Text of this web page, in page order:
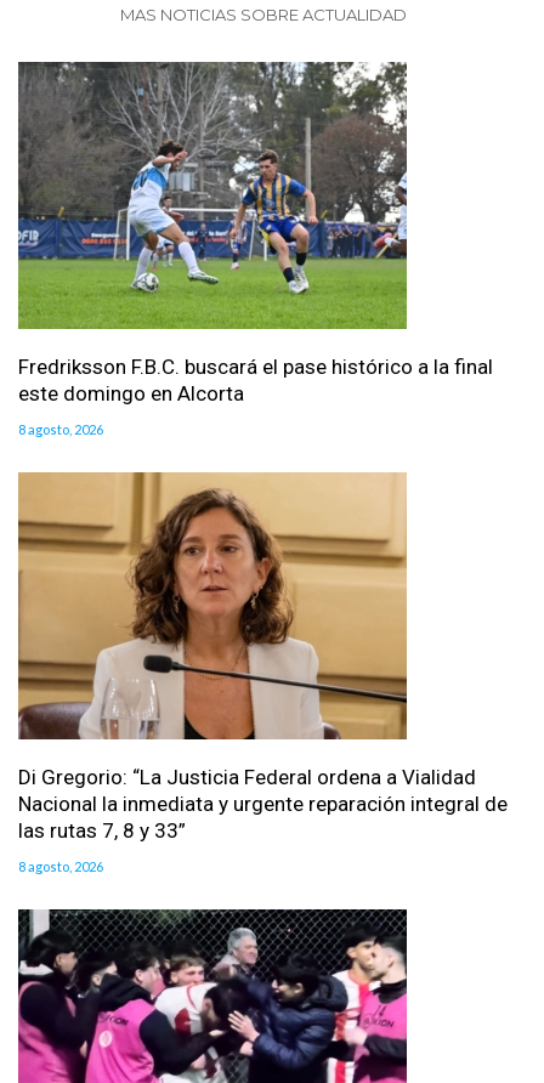
MAS NOTICIAS SOBRE ACTUALIDAD
Fredriksson F.B.C. buscará el pase histórico a la final
este domingo en Alcorta
8 agosto, 2026
Di Gregorio: “La Justicia Federal ordena a Vialidad
Nacional la inmediata y urgente reparación integral de
las rutas 7, 8 y 33”
8 agosto, 2026